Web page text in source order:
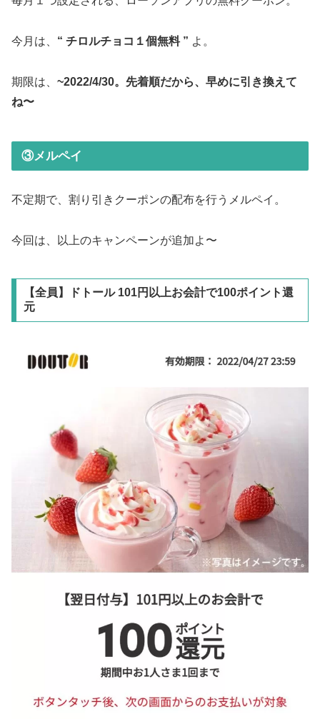
今月は、 “ チロルチョコ１個無料 ” よ。
期限は、 ~2022/4/30。先着順だから、早めに引き換えて
ね〜
③メルペイ
不定期で、割り引きクーポンの配布を行うメルペイ。
今回は、以上のキャンペーンが追加よ〜
【全員】ドトール 101円以上お会計で100ポイント還
元